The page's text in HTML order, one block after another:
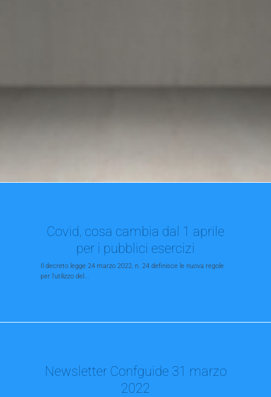
Covid, cosa cambia dal 1 aprile
per i pubblici esercizi
Il decreto legge 24 marzo 2022, n. 24 definisce le nuova regole
per l'utilizzo del...
Newsletter Confguide 31 marzo
2022